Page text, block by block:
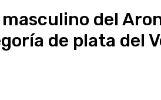
del
de plata del